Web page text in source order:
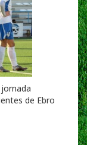
de Ebro